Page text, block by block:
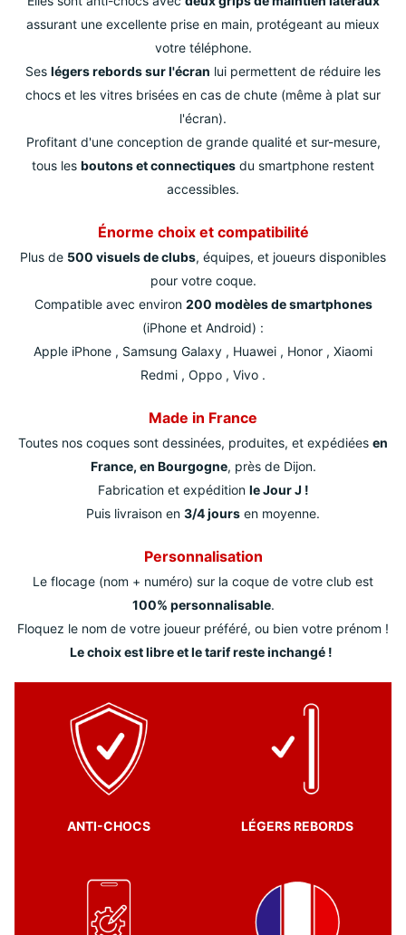
assurant une excellente prise en main, protégeant au mieux
votre téléphone.
Ses légers rebords sur l'écran lui permettent de réduire les
chocs et les vitres brisées en cas de chute (même à plat sur
l'écran).
Profitant d'une conception de grande qualité et sur-mesure,
tous les boutons et connectiques du smartphone restent
accessibles.
Énorme choix et compatibilité
Plus de 500 visuels de clubs, équipes, et joueurs disponibles
pour votre coque.
Compatible avec environ 200 modèles de smartphones
(iPhone et Android) :
Apple iPhone , Samsung Galaxy , Huawei , Honor , Xiaomi
Redmi , Oppo , Vivo .
Made in France
Toutes nos coques sont dessinées, produites, et expédiées en
France, en Bourgogne, près de Dijon.
Fabrication et expédition le Jour J !
Puis livraison en 3/4 jours en moyenne.
Personnalisation
Le flocage (nom + numéro) sur la coque de votre club est
100% personnalisable.
Floquez le nom de votre joueur préféré, ou bien votre prénom !
Le choix est libre et le tarif reste inchangé !
ANTI-CHOCS LÉGERS REBORDS